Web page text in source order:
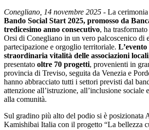
Conegliano, 14 novembre 2025 - La
Bando Social Start 2025, promosso da
tredicesimo anno consecutivo, ha
Orsi di Conegliano in un vero palcoscenico di
partecipazione e orgoglio territoriale.
straordinaria vitalità delle associazioni locali
presentato oltre 70 progetti, provenienti in
provincia di Treviso, seguita da Venezia e
hanno abbracciato tutti i settori previsti dal
attenzione all’istruzione, all’inclusione sociale
alla comunità.
Sul gradino più alto del podio si è posizionata
Kamishibai Italia con il progetto “La bellezza